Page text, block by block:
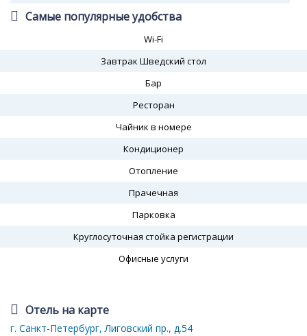
Самые популярные удобства
Wi-Fi
Завтрак Шведский стол
Бар
Ресторан
Чайник в номере
Кондиционер
Отопление
Прачечная
Парковка
Круглосуточная стойка регистрации
Офисные услуги
Отель на карте
г. Санкт-Петербург, Лиговский пр., д.54